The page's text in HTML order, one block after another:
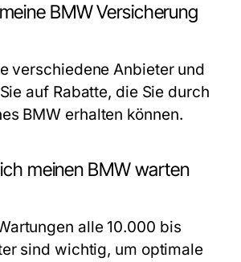
BMW Versicherung
verschiedene Anbieter und
auf Rabatte, die Sie durch
BMW erhalten können.
meinen BMW warten
alle 10.000 bis
sind wichtig, um optimale